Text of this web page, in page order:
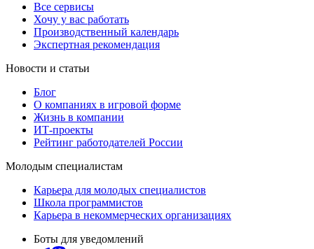
Все сервисы
Хочу у вас работать
Производственный календарь
Экспертная рекомендация
Новости и статьи
Блог
О компаниях в игровой форме
Жизнь в компании
ИТ-проекты
Рейтинг работодателей России
Молодым специалистам
Карьера для молодых специалистов
Школа программистов
Карьера в некоммерческих организациях
Боты для уведомлений